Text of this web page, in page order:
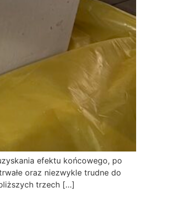
efektu końcowego, po
oraz niezwykle trudne do
trzech […]